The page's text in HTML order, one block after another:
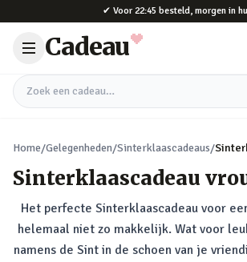
✔ Voor 22:45 besteld, morgen in
Cadeau
Zoek een cadeau
Home/Gelegenheden/Sinterklaascadeaus/
Sinterklaascadeau
Het perfecte Sinterklaascadeau voor
helemaal niet zo makkelijk. Wat voor
namens de Sint in de schoen van je